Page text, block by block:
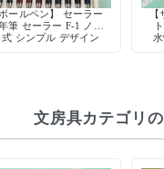
ボールペン】 セーラー
筆 セーラー F-1 ノッ
式 シンプル デザイン
文房具カテゴリ